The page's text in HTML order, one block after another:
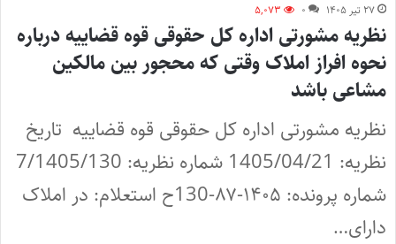
۲۷ تیر ۱۴۰۵ ۰ ۵,۰۷۳
نظریه مشورتی اداره کل حقوقی قوه قضاییه درباره
نحوه افراز املاک وقتی که محجور بین مالکین
مشاعی باشد
نظریه مشورتی اداره کل حقوقی قوه قضاییه تاریخ
نظریه: 1405/04/21 شماره نظریه: 7/1405/130
شماره پرونده: ۱۴۰۵-۸۷-130ح استعلام: در املاک
دارای…